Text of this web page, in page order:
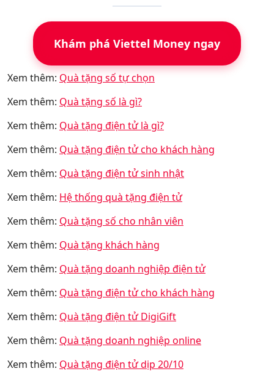
Khám phá Viettel Money ngay
Xem thêm: Quà tặng số tự chọn
Xem thêm: Quà tặng số là gì?
Xem thêm: Quà tặng điện tử là gì?
Xem thêm: Quà tặng điện tử cho khách hàng
Xem thêm: Quà tặng điện tử sinh nhật
Xem thêm: Hệ thống quà tặng điện tử
Xem thêm: Quà tặng số cho nhân viên
Xem thêm: Quà tặng khách hàng
Xem thêm: Quà tặng doanh nghiệp điện tử
Xem thêm: Quà tặng điện tử cho khách hàng
Xem thêm: Quà tặng điện tử DigiGift
Xem thêm: Quà tặng doanh nghiệp online
Xem thêm: Quà tặng điện tử dịp 20/10